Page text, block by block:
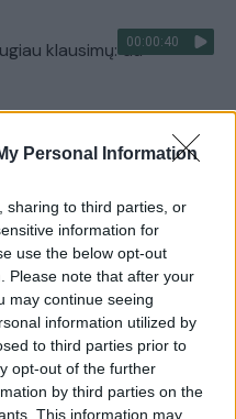
Personal Information
sharing to third parties, or
information for
use the below opt-out
Please note that after your
may continue seeing
information utilized by
to third parties prior to
opt-out of the further
by third parties on the
This information may
00:00:40
klausimų: du
00:00:30
r.: dviejų moterų ir